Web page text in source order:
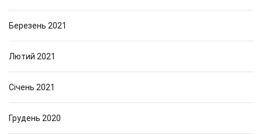
Березень 2021
Лютий 2021
Січень 2021
Грудень 2020